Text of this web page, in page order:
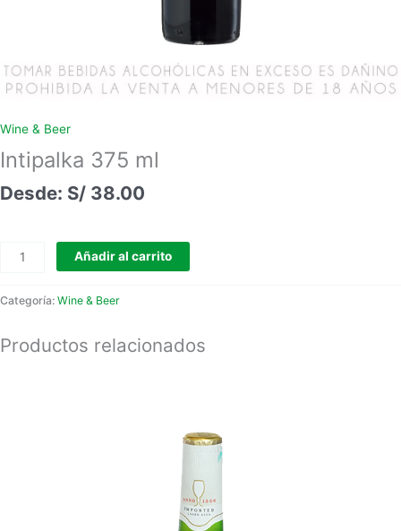
Wine & Beer
Intipalka 375 ml
S/ 38.00
Añadir al carrito
Categoría: Wine & Beer
Productos relacionados